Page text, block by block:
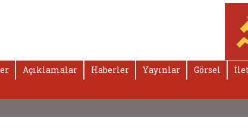
Açıklamalar Haberler Yayınlar Görsel